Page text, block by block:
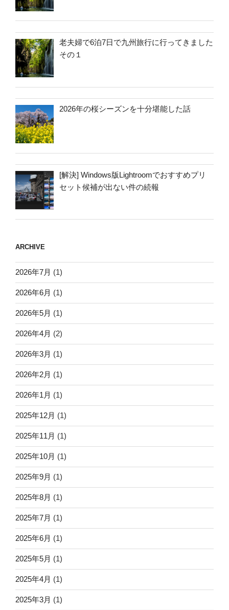
老夫婦で6泊7日で九州旅行に行ってきました
その１
2026年の桜シーズンを十分堪能した話
[解決] Windows版Lightroomでおすすめプリ
セット候補が出ない件の続報
ARCHIVE
2026年7月 (1)
2026年6月 (1)
2026年5月 (1)
2026年4月 (2)
2026年3月 (1)
2026年2月 (1)
2026年1月 (1)
2025年12月 (1)
2025年11月 (1)
2025年10月 (1)
2025年9月 (1)
2025年8月 (1)
2025年7月 (1)
2025年6月 (1)
2025年5月 (1)
2025年4月 (1)
2025年3月 (1)